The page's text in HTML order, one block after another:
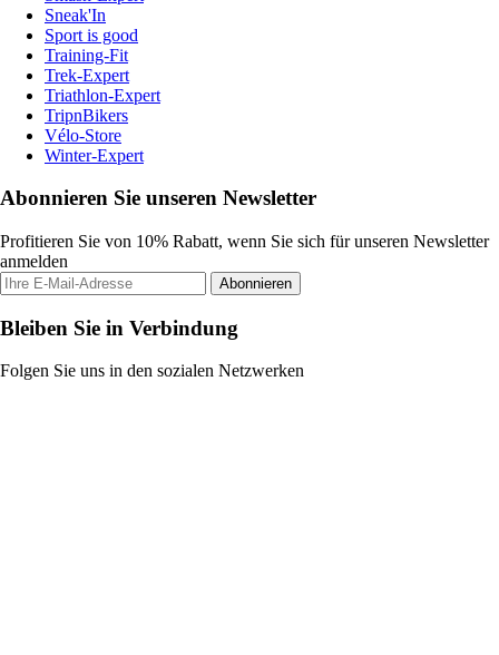
Sneak'In
Sport is good
Training-Fit
Trek-Expert
Triathlon-Expert
TripnBikers
Vélo-Store
Winter-Expert
Abonnieren Sie unseren Newsletter
Profitieren Sie von 10% Rabatt, wenn Sie sich für unseren Newsletter
anmelden
Abonnieren
Bleiben Sie in Verbindung
Folgen Sie uns in den sozialen Netzwerken